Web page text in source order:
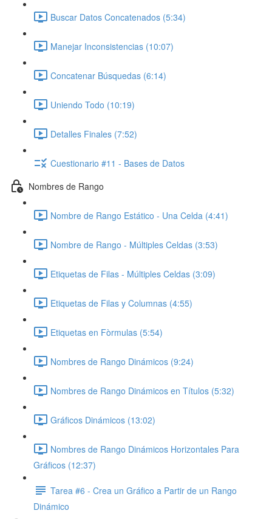
Buscar Datos Concatenados (5:34)
Manejar Inconsistencias (10:07)
Concatenar Búsquedas (6:14)
Uniendo Todo (10:19)
Detalles Finales (7:52)
Cuestionario #11 - Bases de Datos
Nombres de Rango
Nombre de Rango Estático - Una Celda (4:41)
Nombre de Rango - Múltiples Celdas (3:53)
Etiquetas de Filas - Múltiples Celdas (3:09)
Etiquetas de Filas y Columnas (4:55)
Etiquetas en Fòrmulas (5:54)
Nombres de Rango Dinámicos (9:24)
Nombres de Rango Dinámicos en Títulos (5:32)
Gráficos Dinámicos (13:02)
Nombres de Rango Dinámicos Horizontales Para
Gráficos (12:37)
Tarea #6 - Crea un Gráfico a Partir de un Rango
Dinámico